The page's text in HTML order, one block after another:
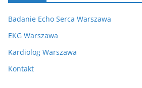
Badanie Echo Serca Warszawa
EKG Warszawa
Kardiolog Warszawa
Kontakt